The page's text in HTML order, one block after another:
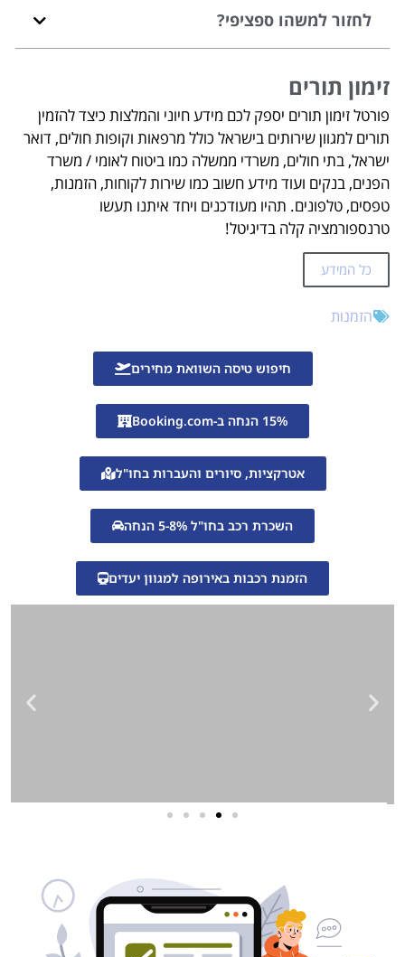
לחזור למשהו ספציפי?
זימון תורים
פורטל זימון תורים יספק לכם מידע חיוני והמלצות כיצד להזמין
תורים למגוון שירותים בישראל כולל מרפאות וקופות חולים, דואר
ישראל, בתי חולים, משרדי ממשלה כמו ביטוח לאומי / משרד
הפנים, בנקים ועוד מידע חשוב כמו שירות לקוחות, הזמנות,
טפסים, טלפונים. תהיו מעודכנים ויחד איתנו תעשו
טרנספורמציה קלה בדיגיטל!
כל המידע
הזמנות
חיפוש טיסה השוואת מחירים
15% הנחה ב-Booking.com
אטרקציות, סיורים והעברות בחו"ל
השכרת רכב בחו"ל 5-8% הנחה
הזמנת רכבות באירופה למגוון יעדים
בעל/ת עסק? סוכנות ניהול מוניטין
לקידום, שיווק ופרסום באינטרנט
כאן עבורך!